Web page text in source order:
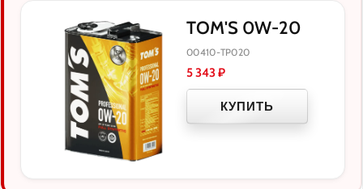
TOM'S 0W-20
00410-TP020
5 343₽
КУПИТЬ